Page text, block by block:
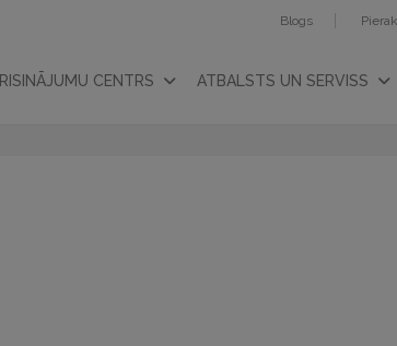
Blogs
RISINĀJUMU CENTRS ATBALSTS UN SERVISS